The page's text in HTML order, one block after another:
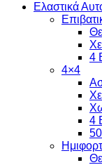
Ελαστικά
4
4×4
4